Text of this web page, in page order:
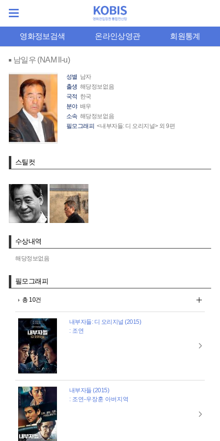
영화정보검색 온라인상영관 회원통계
남일우 (NAM Il-u)
성별 남자
출생 해당정보없음
국적 한국
분야 배우
소속 해당정보없음
필모그래피 <내부자들: 디 오리지널> 외 9편
스틸컷
수상내역
해당정보없음
필모그래피
총 10건
내부자들: 디 오리지널 (2015)
: 조연
내부자들 (2015)
: 조연-우장훈 아버지역